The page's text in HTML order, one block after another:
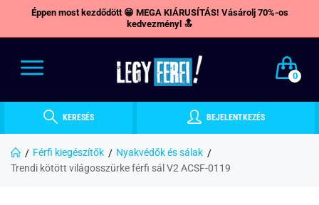
Éppen most kezdődött 😁 MEGA KIÁRUSÍTÁS! Vásárolj 70%-os
kedvezményl 🔝
0
KERESÉS BEJELENTKEZÉS
Férfi kiegészítők
Nyakvédők és sálak
Trendi kötött világosszürke férfi sál V2 ACSF-0119